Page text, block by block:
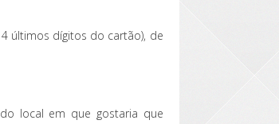
últimos dígitos do cartão), de
local em que gostaria que